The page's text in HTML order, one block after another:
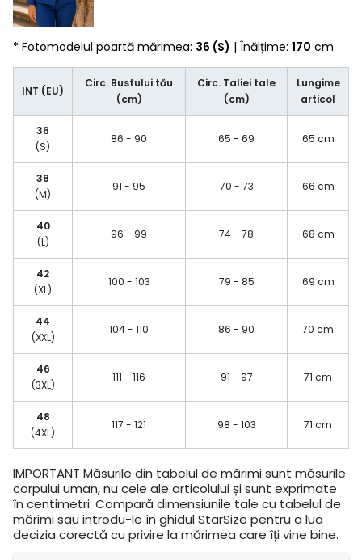
* Fotomodelul poartă mărimea: 36 (S) | Înălțime: 170 cm
INT (EU)
Circ. Bustului tău
(cm)
Circ. Taliei tale
(cm)
Lungime
articol
36
(S)
86 - 90 65 - 69 65 cm
38
(M)
91 - 95 70 - 73 66 cm
40
(L)
96 - 99 74 - 78 68 cm
42
(XL)
100 - 103 79 - 85 69 cm
44
(XXL)
104 - 110 86 - 90 70 cm
46
(3XL)
111 - 116 91 - 97 71 cm
48
(4XL)
117 - 121 98 - 103 71 cm
IMPORTANT Măsurile din tabelul de mărimi sunt măsurile
corpului uman, nu cele ale articolului și sunt exprimate
în centimetri. Compară dimensiunile tale cu tabelul de
mărimi sau introdu-le în ghidul StarSize pentru a lua
decizia corectă cu privire la mărimea care îți vine bine.